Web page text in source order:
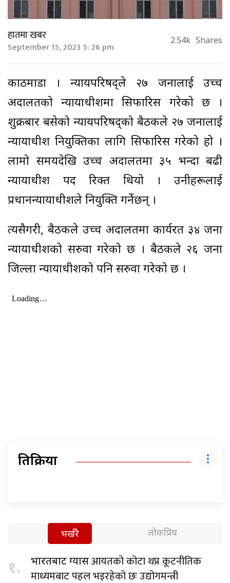
हातमा खबर
September 15, 2023 5: 26 pm 2.54k Shares
काठमाडौं । न्यायपरिषद्ले २७ जनालाई उच्च
अदालतको न्यायाधीशमा सिफारिस गरेको छ ।
शुक्रबार बसेको न्यायपरिषद्को बैठकले २७ जनालाई
न्यायाधीश नियुक्तिका लागि सिफारिस गरेको हो ।
लामो समयदेखि उच्च अदालतमा ३५ भन्दा बढी
न्यायाधीश पद रिक्त थियो । उनीहरूलाई
प्रधानन्यायाधीशले नियुक्ति गर्नेछन् ।
त्यसैगरी, बैठकले उच्च अदालतमा कार्यरत ३४ जना
न्यायाधीशको सरुवा गरेको छ । बैठकले २६ जना
जिल्ला न्यायाधीशको पनि सरुवा गरेको छ ।
प्रतिक्रिया
भर्खरै लोकप्रिय
१. भारतबाट ग्यासआयतको कोटा थप्न कूटनीतिक
माध्यमबाट पहल भइरहेको छः उद्योगमन्त्री